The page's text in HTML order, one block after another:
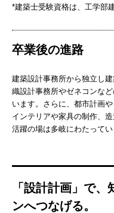
*建築士受験資格は、工学部
卒業後の進路
建築設計事務所から独立し
織設計事務所やゼネコンな
います。さらに、都市計画
インテリアや家具の制作、
活躍の場は多岐にわたってい
「設計計画」で
ンへつなげる。